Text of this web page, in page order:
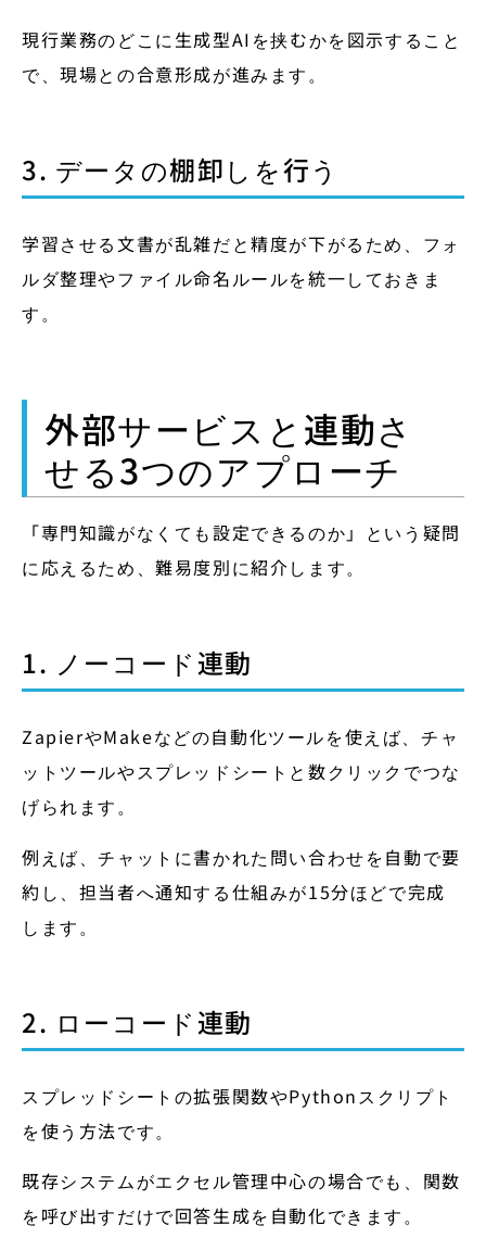
現行業務のどこに生成型AIを挟むかを図示すること
で、現場との合意形成が進みます。
3. データの棚卸しを行う
学習させる文書が乱雑だと精度が下がるため、フォ
ルダ整理やファイル命名ルールを統一しておきま
す。
外部サービスと連動さ
せる3つのアプローチ
「専門知識がなくても設定できるのか」という疑問
に応えるため、難易度別に紹介します。
1. ノーコード連動
ZapierやMakeなどの自動化ツールを使えば、チャ
ットツールやスプレッドシートと数クリックでつな
げられます。
例えば、チャットに書かれた問い合わせを自動で要
約し、担当者へ通知する仕組みが15分ほどで完成
します。
2. ローコード連動
スプレッドシートの拡張関数やPythonスクリプト
を使う方法です。
既存システムがエクセル管理中心の場合でも、関数
を呼び出すだけで回答生成を自動化できます。